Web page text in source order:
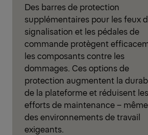
Des barres de protection
supplémentaires pour les feux
signalisation et les pédales de
commande protègent
les composants contre les
dommages. Ces options de
protection augmentent la
de la plateforme et réduisent les
efforts de maintenance –
des environnements de travail
exigeants.